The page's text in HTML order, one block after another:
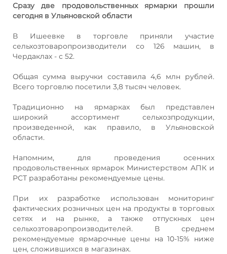
Сразу две продовольственных ярмарки прошли
сегодня в Ульяновской области
В Ишеевке в торговле приняли участие
сельхозтоваропроизводители со 126 машин, в
Чердаклах - с 52.
Общая сумма выручки составила 4,6 млн рублей.
Всего торговлю посетили 3,8 тысяч человек.
Традиционно на ярмарках был представлен
широкий ассортимент сельхозпродукции,
произведенной, как правило, в Ульяновской
области.
Напомним, для проведения осенних
продовольственных ярмарок Министерством АПК и
РСТ разработаны рекомендуемые цены.
При их разработке использован мониторинг
фактических розничных цен на продукты в торговых
сетях и на рынке, а также отпускных цен
сельхозтоваропроизводителей. В среднем
рекомендуемые ярмарочные цены на 10-15% ниже
цен, сложившихся в магазинах.